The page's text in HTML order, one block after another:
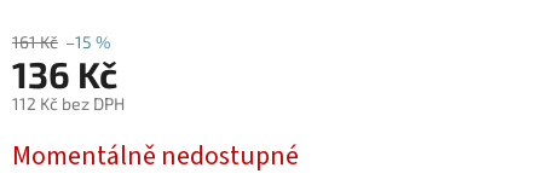
161 Kč –15 %
136 Kč
112 Kč bez DPH
cena:
Momentálně nedostupné